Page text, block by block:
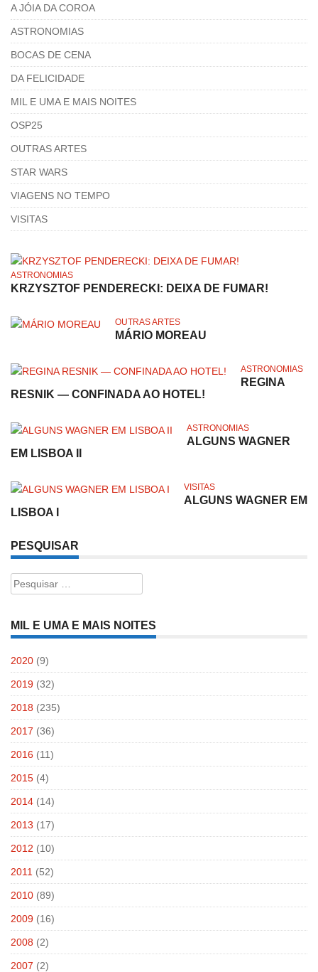
A JÓIA DA COROA
ASTRONOMIAS
BOCAS DE CENA
DA FELICIDADE
MIL E UMA E MAIS NOITES
OSP25
OUTRAS ARTES
STAR WARS
VIAGENS NO TEMPO
VISITAS
ASTRONOMIAS
KRZYSZTOF PENDERECKI: DEIXA DE FUMAR!
OUTRAS ARTES
MÁRIO MOREAU
ASTRONOMIAS
REGINA
RESNIK — CONFINADA AO HOTEL!
ASTRONOMIAS
ALGUNS WAGNER
EM LISBOA II
VISITAS
ALGUNS WAGNER EM
LISBOA I
PESQUISAR
Pesquisar
por:
MIL E UMA E MAIS NOITES
2020 (9)
2019 (32)
2018 (235)
2017 (36)
2016 (11)
2015 (4)
2014 (14)
2013 (17)
2012 (10)
2011 (52)
2010 (89)
2009 (16)
2008 (2)
2007 (2)